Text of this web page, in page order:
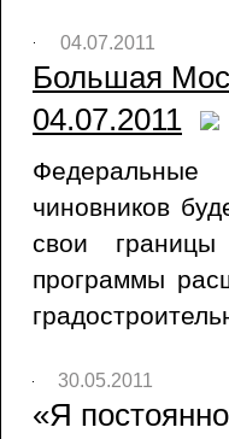
04.07.2011
Большая
04.07.2011
чиновников
свои
программы
30.05.2011
«Я